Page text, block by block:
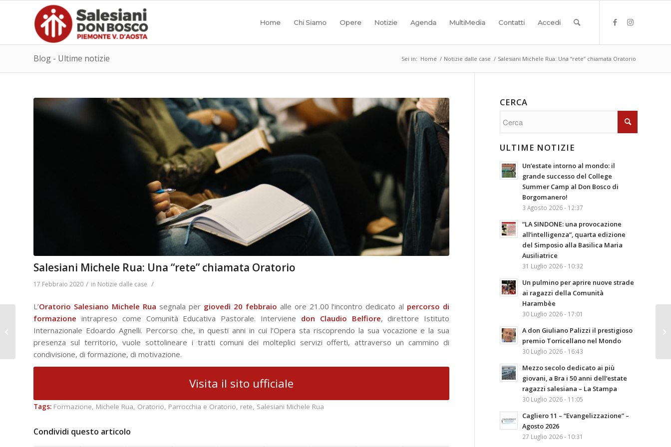
Home Chi Siamo Opere Notizie Agenda MultiMedia Contatti Accedi
Blog - Ultime notizie Sei in: Home / Notizie dalle case / Salesiani Michele Rua: Una “rete” chiamata Oratorio
Salesiani Michele Rua: Una “rete” chiamata Oratorio
17 Febbraio 2020 / in Notizie dalle case /
L’Oratorio Salesiano Michele Rua segnala per giovedì 20 febbraio alle ore 21.00 l’incontro dedicato al percorso di
formazione intrapreso come Comunità Educativa Pastorale. Interviene don Claudio Belfiore, direttore Istituto
Internazionale Edoardo Agnelli. Percorso che, in questi anni in cui l’Opera sta riscoprendo la sua vocazione e la sua
presenza sul territorio, vuole sottolineare i tratti comuni dei molteplici servizi offerti, attraverso un cammino di
condivisione, di formazione, di motivazione.
Visita il sito ufficiale
Tags: Formazione, Michele Rua, Oratorio, Parrocchia e Oratorio, rete, Salesiani Michele Rua
Condividi questo articolo
CERCA
ULTIME NOTIZIE
Un’estate intorno al mondo: il
grande successo del College
Summer Camp al Don Bosco di
Borgomanero!
3 Agosto 2026 - 12:37
“LA SINDONE: una provocazione
all’intelligenza”, quarta edizione
del Simposio alla Basilica Maria
Ausiliatrice
31 Luglio 2026 - 10:32
Un pulmino per aprire nuove strade
ai ragazzi della Comunità
Harambèe
30 Luglio 2026 - 17:01
A don Giuliano Palizzi il prestigioso
premio Torricellano nel Mondo
30 Luglio 2026 - 16:43
Mezzo secolo dedicato ai più
giovani, a Bra i 50 anni dell’estate
ragazzi salesiana – La Stampa
30 Luglio 2026 - 11:05
Cagliero 11 – “Evangelizzazione” –
Agosto 2026
27 Luglio 2026 - 10:31
Salesiani Michele Rua:
Festa di Carnevale
Green